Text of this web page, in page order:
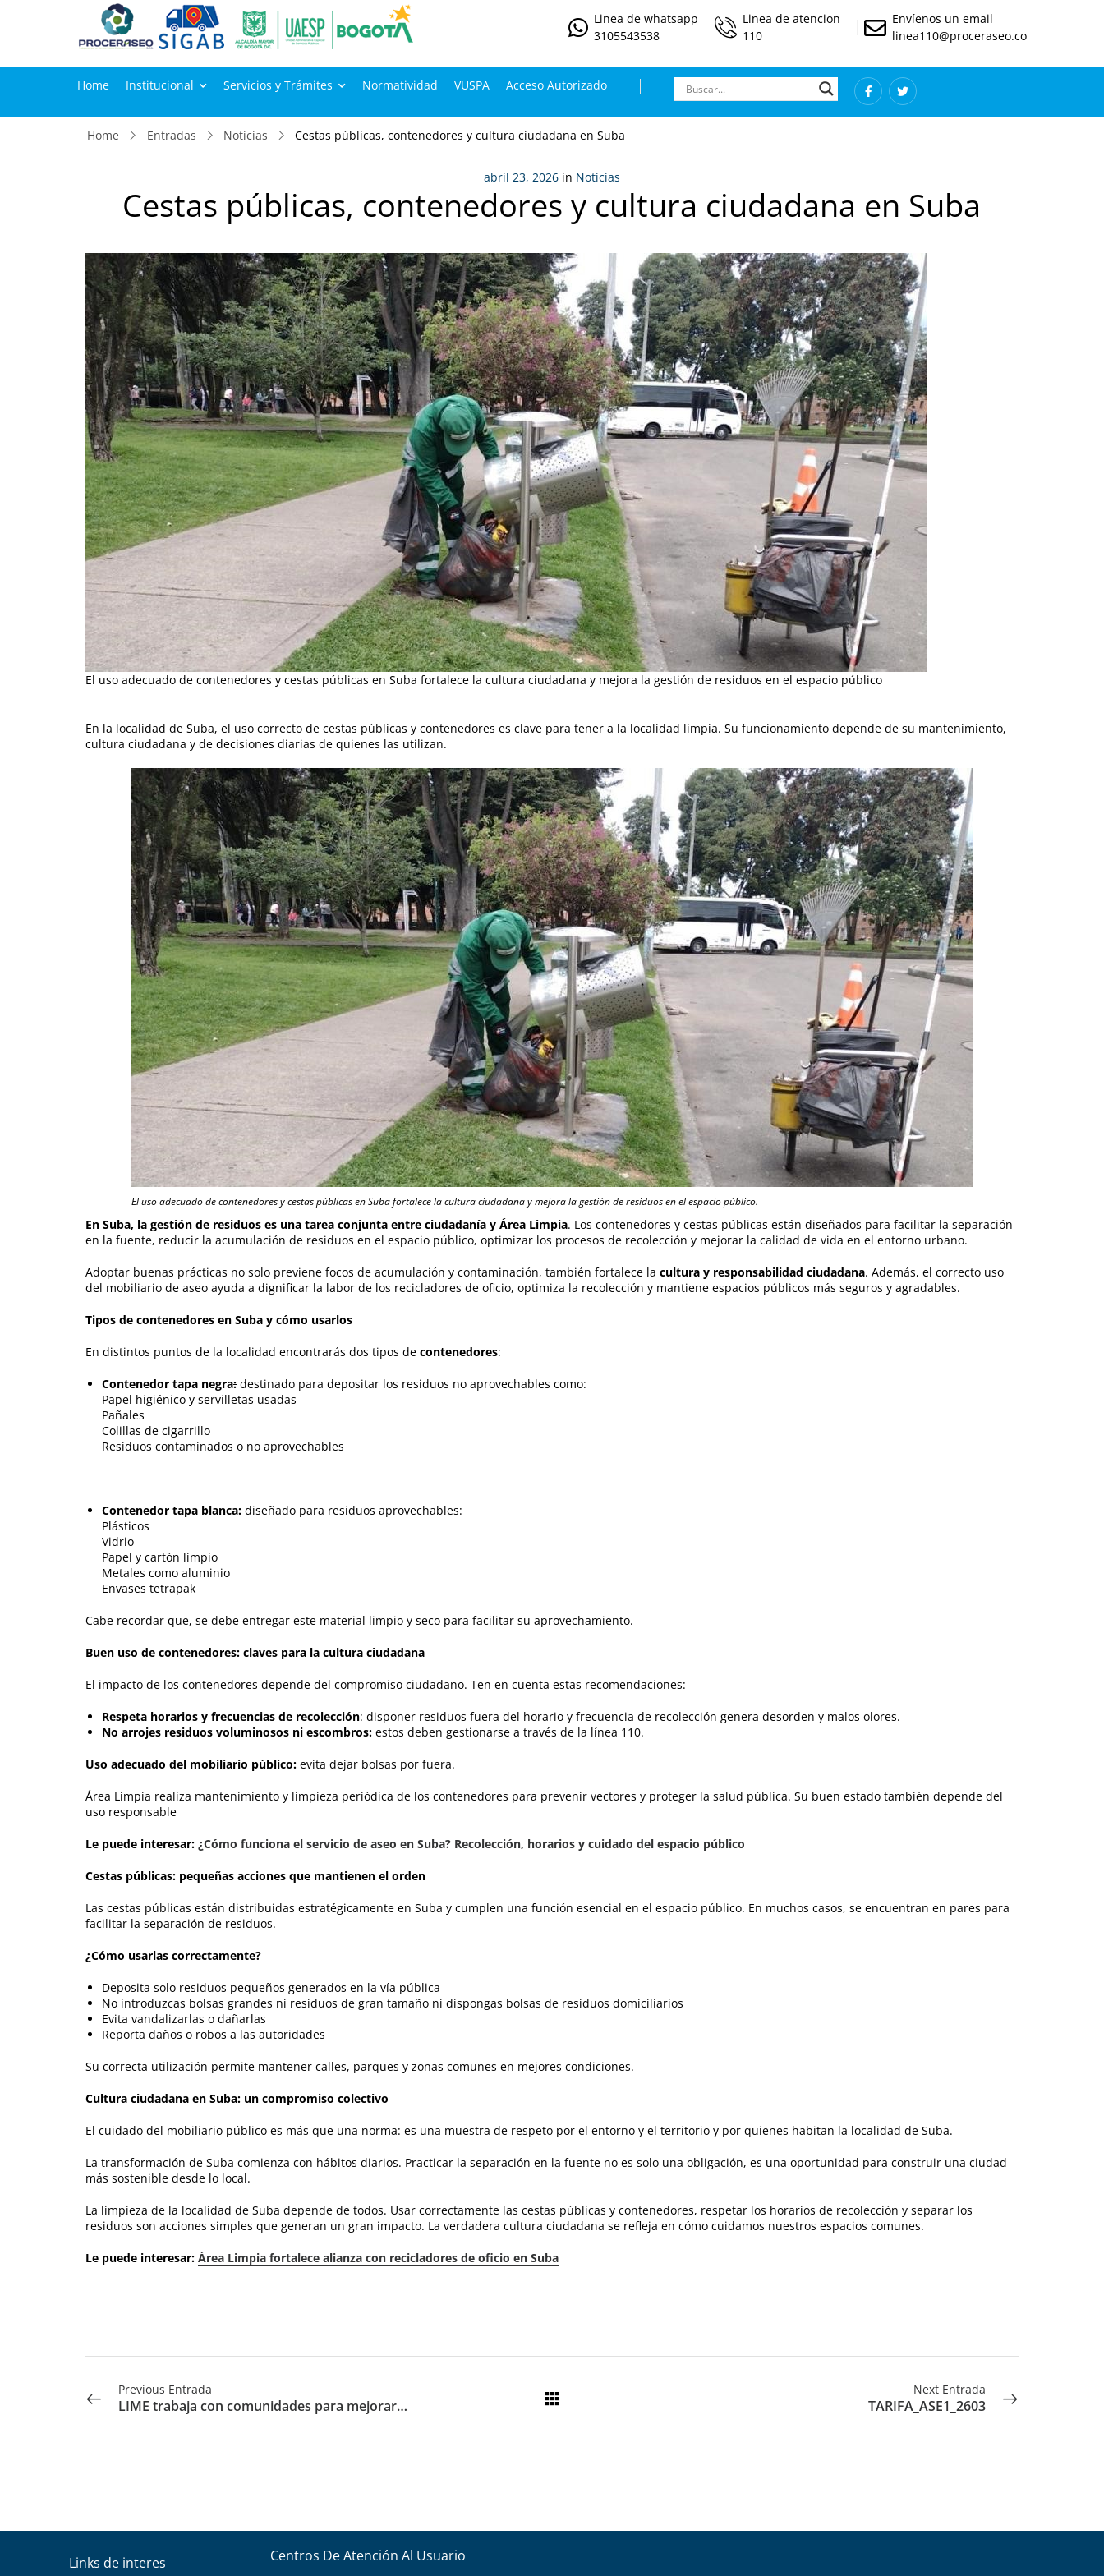
Linea de whatsapp
3105543538
Linea de atencion
110
Envíenos un email
linea110@proceraseo.co
Home Institucional Servicios y Trámites Normatividad VUSPA Acceso Autorizado
Home Entradas Noticias Cestas públicas, contenedores y cultura ciudadana en Suba
abril 23, 2026in Noticias
Cestas públicas, contenedores y cultura ciudadana en Suba
El uso adecuado de contenedores y cestas públicas en Suba fortalece la cultura ciudadana y mejora la gestión de residuos en el espacio público
En la localidad de Suba, el uso correcto de cestas públicas y contenedores es clave para tener a la localidad limpia. Su funcionamiento depende de su mantenimiento,
cultura ciudadana y de decisiones diarias de quienes las utilizan.
El uso adecuado de contenedores y cestas públicas en Suba fortalece la cultura ciudadana y mejora la gestión de residuos en el espacio público.
En Suba, la gestión de residuos es una tarea conjunta entre ciudadanía y Área Limpia. Los contenedores y cestas públicas están diseñados para facilitar la separación
en la fuente, reducir la acumulación de residuos en el espacio público, optimizar los procesos de recolección y mejorar la calidad de vida en el entorno urbano.
Adoptar buenas prácticas no solo previene focos de acumulación y contaminación, también fortalece lacultura y responsabilidad ciudadana. Además, el correcto uso
del mobiliario de aseo ayuda a dignificar la labor de los recicladores de oficio, optimiza la recolección y mantiene espacios públicos más seguros y agradables.
Tipos de contenedores en Suba y cómo usarlos
En distintos puntos de la localidad encontrarás dos tipos decontenedores:
Contenedor tapa negra: destinado para depositar los residuos no aprovechables como:
Papel higiénico y servilletas usadas
Pañales
Colillas de cigarrillo
Residuos contaminados o no aprovechables
Contenedor tapa blanca:diseñado para residuos aprovechables:
Plásticos
Vidrio
Papel y cartón limpio
Metales como aluminio
Envases tetrapak
Cabe recordar que, se debe entregar este material limpio y seco para facilitar su aprovechamiento.
Buen uso de contenedores: claves para la cultura ciudadana
El impacto de los contenedores depende del compromiso ciudadano. Ten en cuenta estas recomendaciones:
Respeta horarios y frecuencias de recolección: disponer residuos fuera del horario y frecuencia de recolección genera desorden y malos olores.
No arrojes residuos voluminosos ni escombros: estos deben gestionarse a través de la línea 110.
Uso adecuado del mobiliario público: evita dejar bolsas por fuera.
Área Limpia realiza mantenimiento y limpieza periódica de los contenedores para prevenir vectores y proteger la salud pública. Su buen estado también depende del
uso responsable
Le puede interesar:¿Cómo funciona el servicio de aseo en Suba? Recolección, horarios y cuidado del espacio público
Cestas públicas: pequeñas acciones que mantienen el orden
Las cestas públicas están distribuidas estratégicamente en Suba y cumplen una función esencial en el espacio público. En muchos casos, se encuentran en pares para
facilitar la separación de residuos.
¿Cómo usarlas correctamente?
Deposita solo residuos pequeños generados en la vía pública
No introduzcas bolsas grandes ni residuos de gran tamaño ni dispongas bolsas de residuos domiciliarios
Evita vandalizarlas o dañarlas
Reporta daños o robos a las autoridades
Su correcta utilización permite mantener calles, parques y zonas comunes en mejores condiciones.
Cultura ciudadana en Suba: un compromiso colectivo
El cuidado del mobiliario público es más que una norma: es una muestra de respeto por el entorno y el territorio y por quienes habitan la localidad de Suba.
La transformación de Suba comienza con hábitos diarios. Practicar la separación en la fuente no es solo una obligación, es una oportunidad para construir una ciudad
más sostenible desde lo local.
La limpieza de la localidad de Suba depende de todos. Usar correctamente las cestas públicas y contenedores, respetar los horarios de recolección y separar los
residuos son acciones simples que generan un gran impacto. La verdadera cultura ciudadana se refleja en cómo cuidamos nuestros espacios comunes.
Le puede interesar:Área Limpia fortalece alianza con recicladores de oficio en Suba
Previous Entrada
LIME trabaja con comunidades para mejorar los hábitos en el manejo de residuos
Next Entrada
TARIFA_ASE1_2603
Links de interes Centros De Atención Al Usuario